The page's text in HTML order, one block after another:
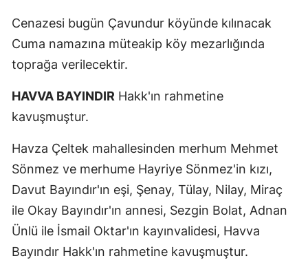
Cenazesi bugün Çavundur köyünde kılınacak
Cuma namazına müteakip köy mezarlığında
toprağa verilecektir.
HAVVA BAYINDIR Hakk'ın rahmetine
kavuşmuştur.
Havza Çeltek mahallesinden merhum Mehmet
Sönmez ve merhume Hayriye Sönmez'in kızı,
Davut Bayındır'ın eşi, Şenay, Tülay, Nilay, Miraç
ile Okay Bayındır'ın annesi, Sezgin Bolat, Adnan
Ünlü ile İsmail Oktar'ın kayınvalidesi, Havva
Bayındır Hakk'ın rahmetine kavuşmuştur.